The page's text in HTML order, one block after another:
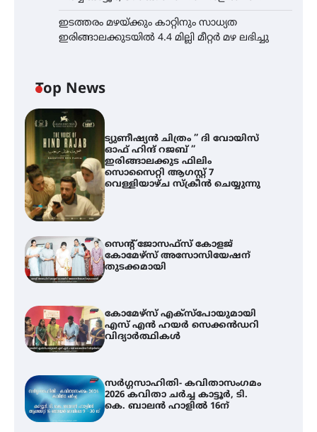
ഇടത്തരം മഴയ്ക്കും കാറ്റിനും സാധ്യത
ഇരിങ്ങാലക്കുടയിൽ 4.4 മില്ലി മീറ്റർ മഴ ലഭിച്ചു
Top News
ട്യുണീഷ്യൻ ചിത്രം ” ദി വോയിസ്
ഓഫ് ഹിന്ദ് റജബ് ”
ഇരിങ്ങാലക്കുട ഫിലിം
സൊസൈറ്റി ആഗസ്റ്റ് 7
വെള്ളിയാഴ്ച സ്‌ക്രീൻ ചെയ്യുന്നു
സെന്റ് ജോസഫ്സ് കോളജ്
കോമേഴ്‌സ് അസോസിയേഷന്
തുടക്കമായി
കോമേഴ്സ് എക്സ്പോയുമായി
എസ് എൻ ഹയർ സെക്കൻഡറി
വിദ്യാർത്ഥികൾ
സർഗ്ഗസാഹിതി- കവിതാസംഗമം
2026 കവിതാ ചർച്ച കാട്ടൂർ, ടി.
കെ. ബാലൻ ഹാളിൽ 16ന്